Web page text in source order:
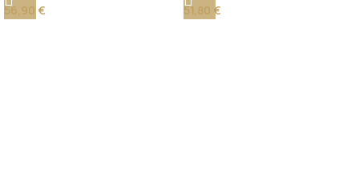
56,90 €
πουα λευκό τούλι,
51,80 €